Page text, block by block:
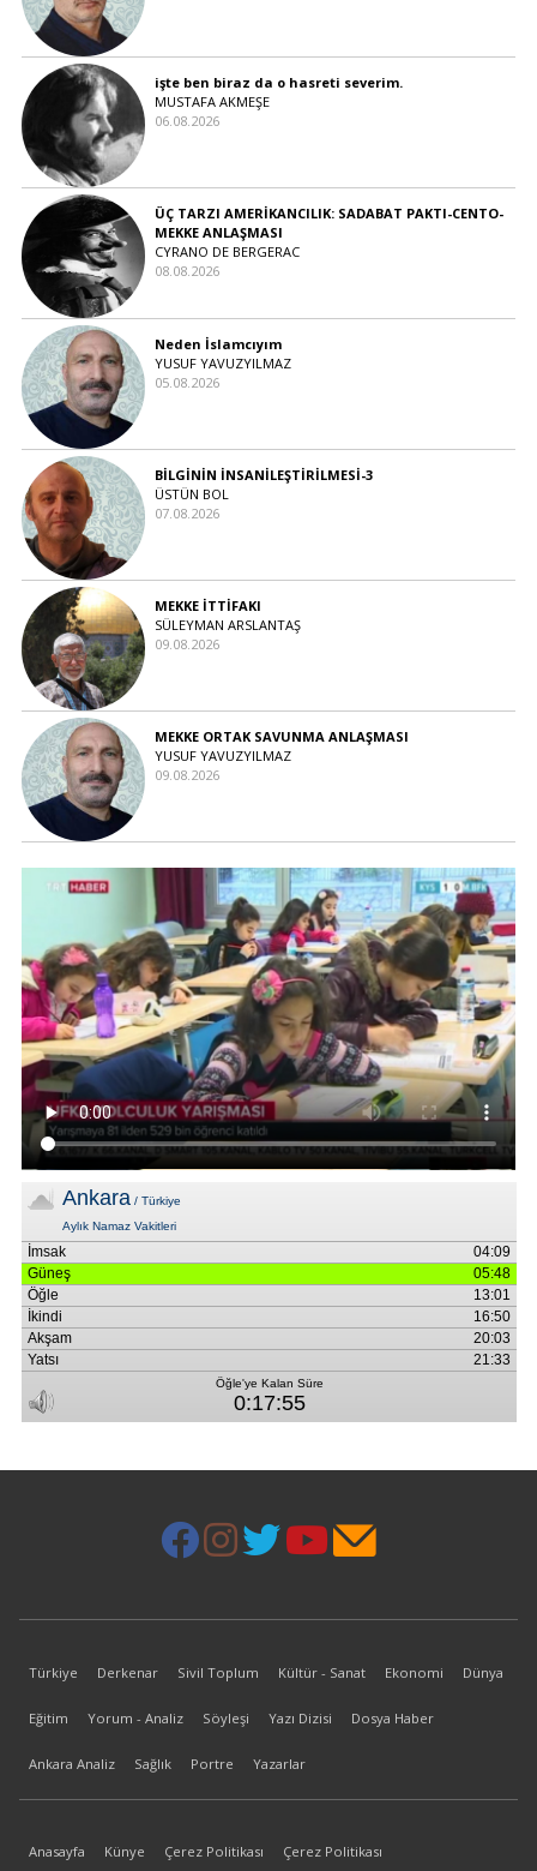
işte ben biraz da o hasreti severim.
MUSTAFA AKMEŞE
06.08.2026
ÜÇ TARZI AMERİKANCILIK: SADABAT PAKTI-CENTO-
MEKKE ANLAŞMASI
CYRANO DE BERGERAC
08.08.2026
Neden İslamcıyım
YUSUF YAVUZYILMAZ
05.08.2026
BİLGİNİN İNSANİLEŞTİRİLMESİ-3
ÜSTÜN BOL
07.08.2026
MEKKE İTTİFAKI
SÜLEYMAN ARSLANTAŞ
09.08.2026
MEKKE ORTAK SAVUNMA ANLAŞMASI
YUSUF YAVUZYILMAZ
09.08.2026
Türkiye Derkenar Sivil Toplum Kültür - Sanat Ekonomi Dünya
Eğitim Yorum - Analiz Söyleşi Yazı Dizisi Dosya Haber
Ankara Analiz Sağlık Portre Yazarlar
Anasayfa Künye Çerez Politikası Çerez Politikası